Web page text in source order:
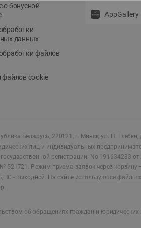
о бонусной
данных
файлов
файлов cookie
AppGallery
Беларусь, 220121, г. Минск, ул. П. Глебки,
лиц и индивидуальных
регистрации: No 191634233
521721. Режим приема заявок через корзину
ВС - выходной. На сайте используются файлы
об обращениях граждан и юридических